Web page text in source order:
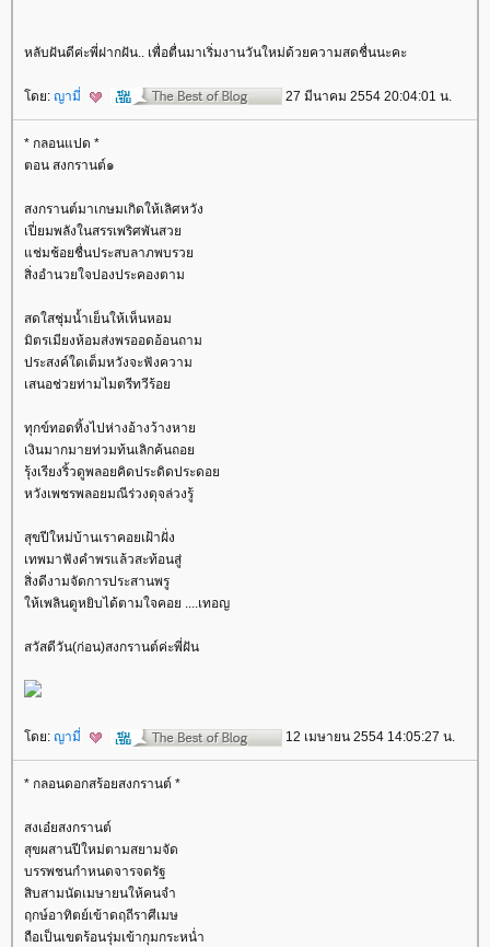
หลับฝันดีค่ะพี่ฝากฝัน.. เพื่อตื่นมาเริ่มงานวันใหม่ด้วยความสดชื่นนะคะ
ดย: ญามี่ 27 มีนาคม 2554 20:04:01 น.
* กลอนแปด *
ตอน สงกรานต์๑
สงกรานต์มาเกษมเกิดให้เลิศหวัง
เปี่ยมพลังในสรรเพริศพันสว
ช่มช้อยชื่นประสบลาภพบรว
สิ่งอำนวยใจปองประคองตาม
สดใสชุ่มน้ำเย็นให้เห็นหอม
มิตรเมียงห้อมส่งพรออดอ้อนถาม
ประสงค์ใดเต็มหวังจะฟังความ
เสนอช่วยท่ามไมตรีทวีร้อ
ทุกข์ทอดทิ้งไปห่างอ้างว้างหา
เงินมากมายท่วมท้นเลิกค้นถอ
รุ้งเรียงริ้วดูพลอยคิดประดิดประดอ
หวังเพชรพลอยมณีร่วงดุจล่วงรู้
สุขปีใหม่บ้านเราคอยเฝ้าฝั่ง
เทพมาฟังคำพรแล้วสะท้อนสู่
สิ่งดีงามจัดการประสานพรู
ห้เพลินดูหยิบได้ตามใจคอย ....เทอญ
สวัสดีวัน(ก่อน)สงกรานต์ค่ะพี่ฝัน
ดย: ญามี่ 12 เมษายน 2554 14:05:27 น.
* กลอนดอกสร้อยสงกรานต์ *
สงเอ๋ยสงกรานต์
สุขผสานปีใหม่ตามสยามจัด
บรรพชนกำหนดจารจดรัฐ
สิบสามนัดเมษายนให้คนจำ
ฤกษ์อาทิตย์เข้าดฤถีราศีเมษ
ถือเป็นเขตร้อนรุ่มเข้ากุมกระหน่ำ